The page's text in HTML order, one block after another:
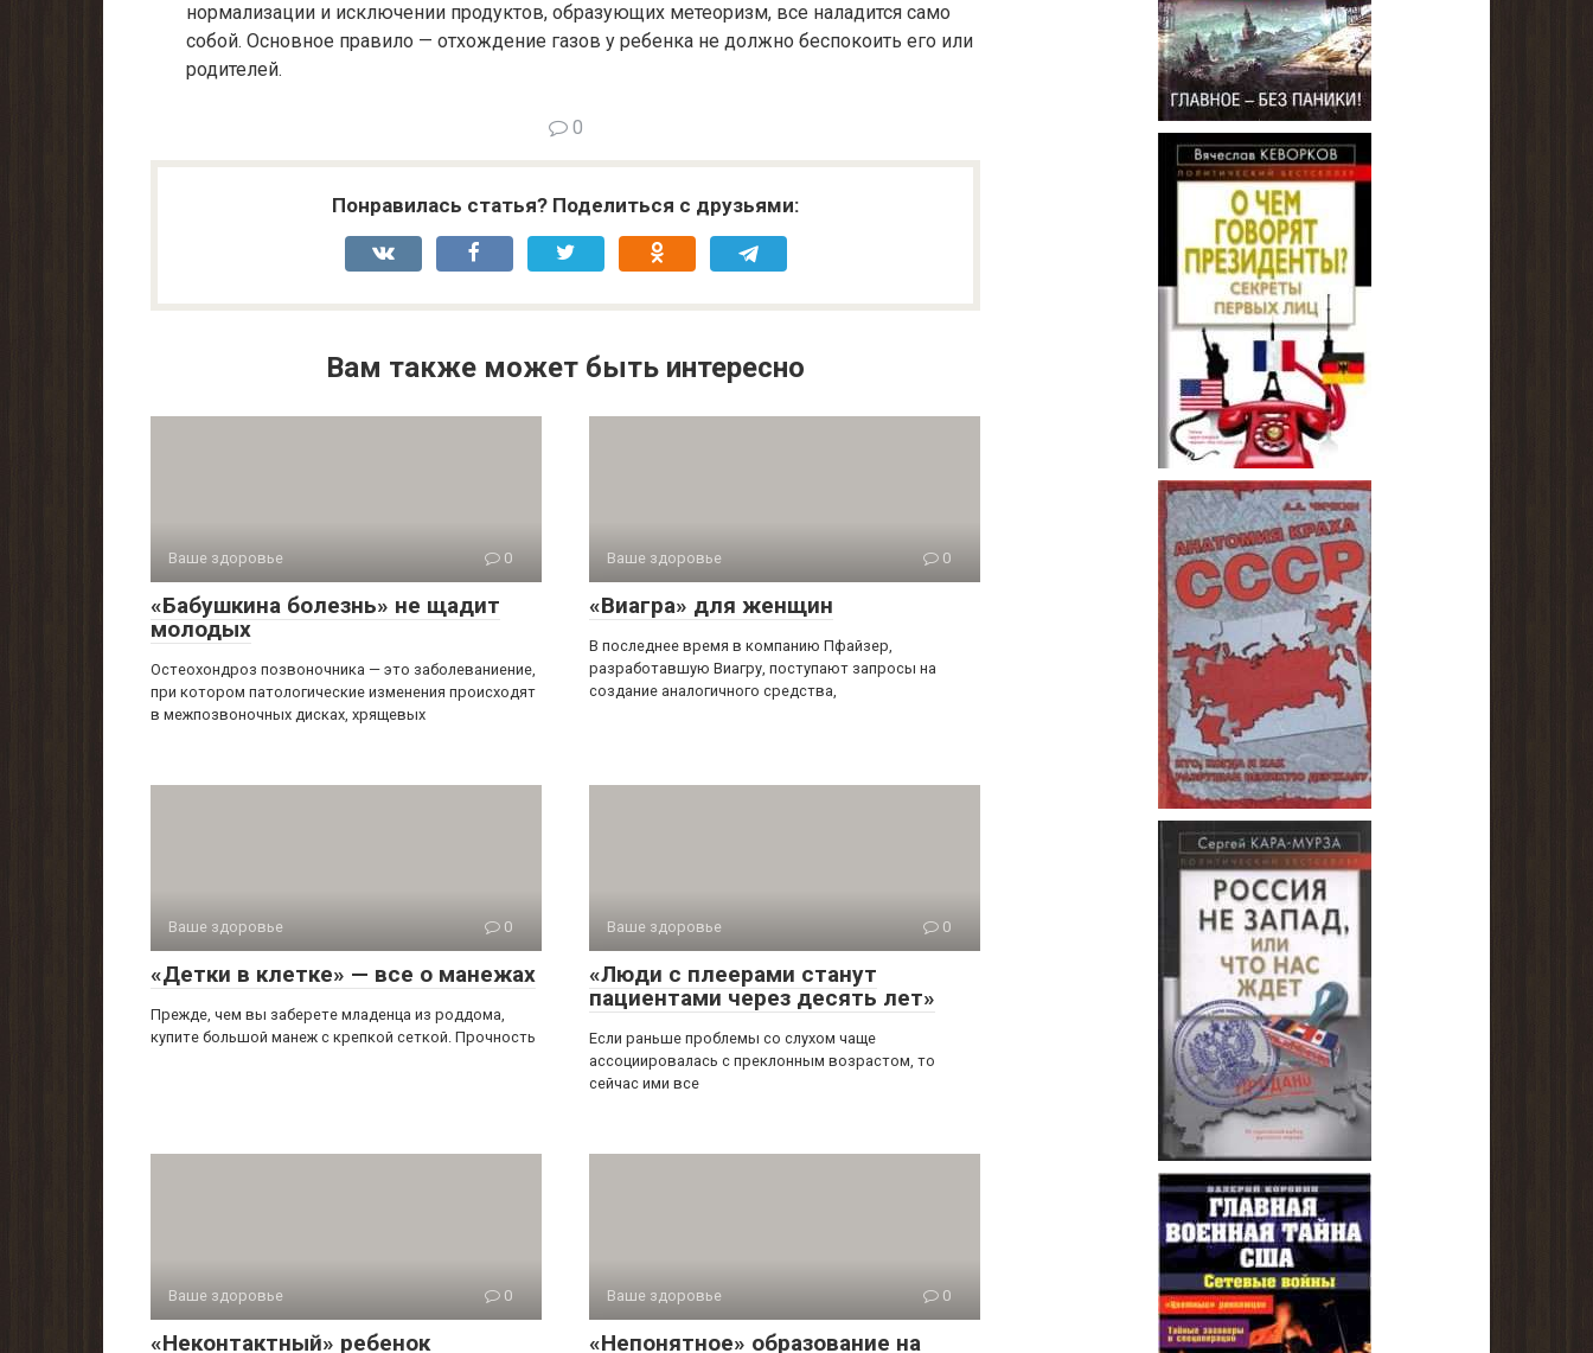
нормализации и исключении продуктов, образующих метеоризм, все наладится само
собой. Основное правило — отхождение газов у ребенка не должно беспокоить его или
родителей.
0
Понравилась статья? Поделиться с друзьями:
Вам также может быть интересно
Ваше здоровье 0
«Бабушкина болезнь» не щадит
молодых
Остеохондроз позвоночника — это заболеваниение,
при котором патологические изменения происходят
в межпозвоночных дисках, хрящевых
Ваше здоровье 0
«Виагра» для женщин
В последнее время в компанию Пфайзер,
разработавшую Виагру, поступают запросы на
создание аналогичного средства,
Ваше здоровье 0
«Детки в клетке» — все о манежах
Прежде, чем вы заберете младенца из роддома,
купите большой манеж с крепкой сеткой. Прочность
Ваше здоровье 0
«Люди с плеерами станут
пациентами через десять лет»
Если раньше проблемы со слухом чаще
ассоциировалась с преклонным возрастом, то
сейчас ими все
Ваше здоровье 0
«Неконтактный» ребенок
Ваше здоровье 0
«Непонятное» образование на